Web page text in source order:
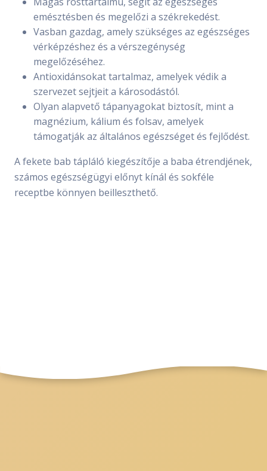
emésztésben és megelőzi a székrekedést.
Vasban gazdag, amely szükséges az egészséges
vérképzéshez és a vérszegénység
megelőzéséhez.
Antioxidánsokat tartalmaz, amelyek védik a
szervezet sejtjeit a károsodástól.
Olyan alapvető tápanyagokat biztosít, mint a
magnézium, kálium és folsav, amelyek
támogatják az általános egészséget és fejlődést.
A fekete bab tápláló kiegészítője a baba étrendjének,
számos egészségügyi előnyt kínál és sokféle
receptbe könnyen beilleszthető.